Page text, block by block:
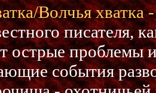
Волчья хватка
писателя,
острые проблемы
события